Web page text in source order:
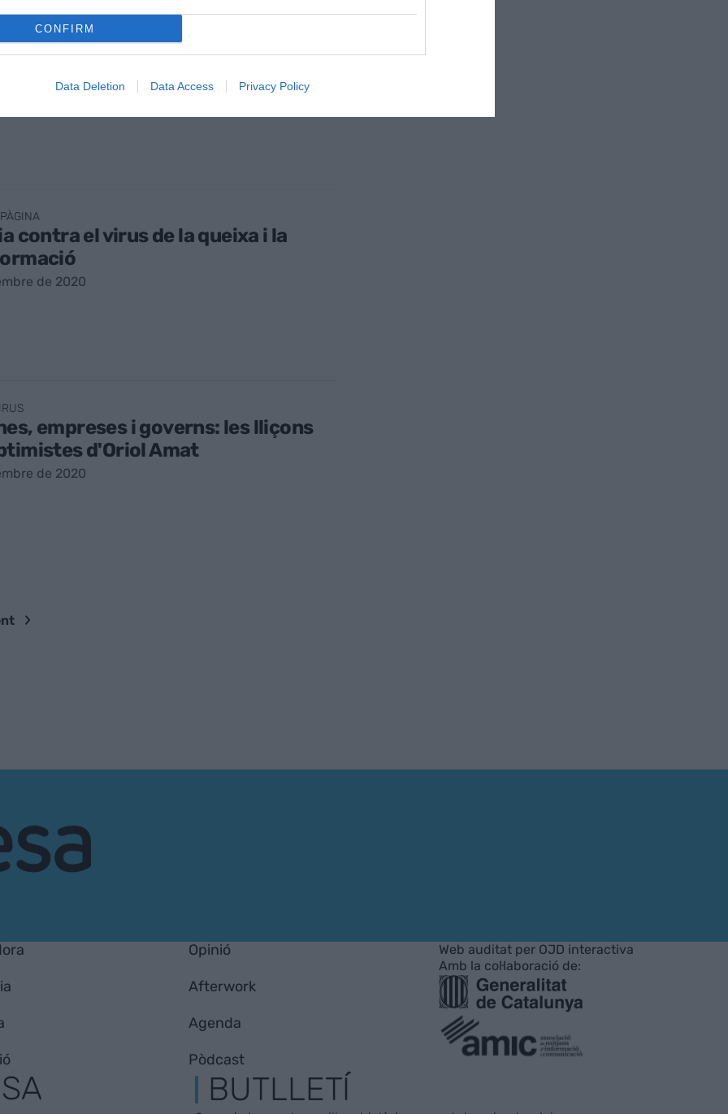
CONFIRM
Data Deletion Data Access Privacy Policy
d'una nova mobilitat (però amb
de 2020
contra el virus de la queixa i la
de 2020
empreses i governs: les lliçons
d'Oriol Amat
de 2020
Opinió
Afterwork
Agenda
Pòdcast
Web auditat per OJD interactiva
Amb la col·laboració de:
BUTLLETÍ